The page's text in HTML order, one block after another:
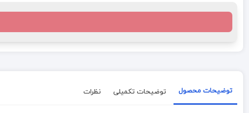
توضیحات محصول توضیحات تکمیلی نظرات